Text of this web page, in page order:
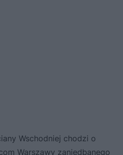
Wschodniej chodzi o
Warszawy zaniedbanego